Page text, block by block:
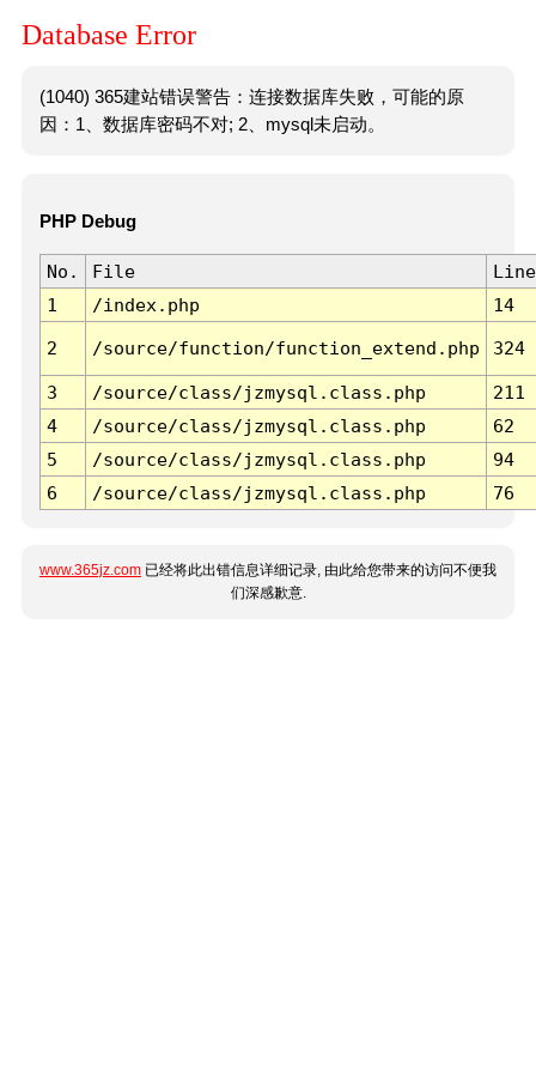
Database Error
(1040) 365建站错误警告：连接数据库失败，可能的原
因：1、数据库密码不对; 2、mysql未启动。
PHP Debug
No. File
Line
1
/index.php 14
2 /source/function/function_extend.php 324
3 /source/class/jzmysql.class.php
211
4
/source/class/jzmysql.class.php
62
5
/source/class/jzmysql.class.php
94
6
/source/class/jzmysql.class.php 76
www.365jz.com 已经将此出错信息详细记录, 由此给您带来的访问不便我
们深感歉意.